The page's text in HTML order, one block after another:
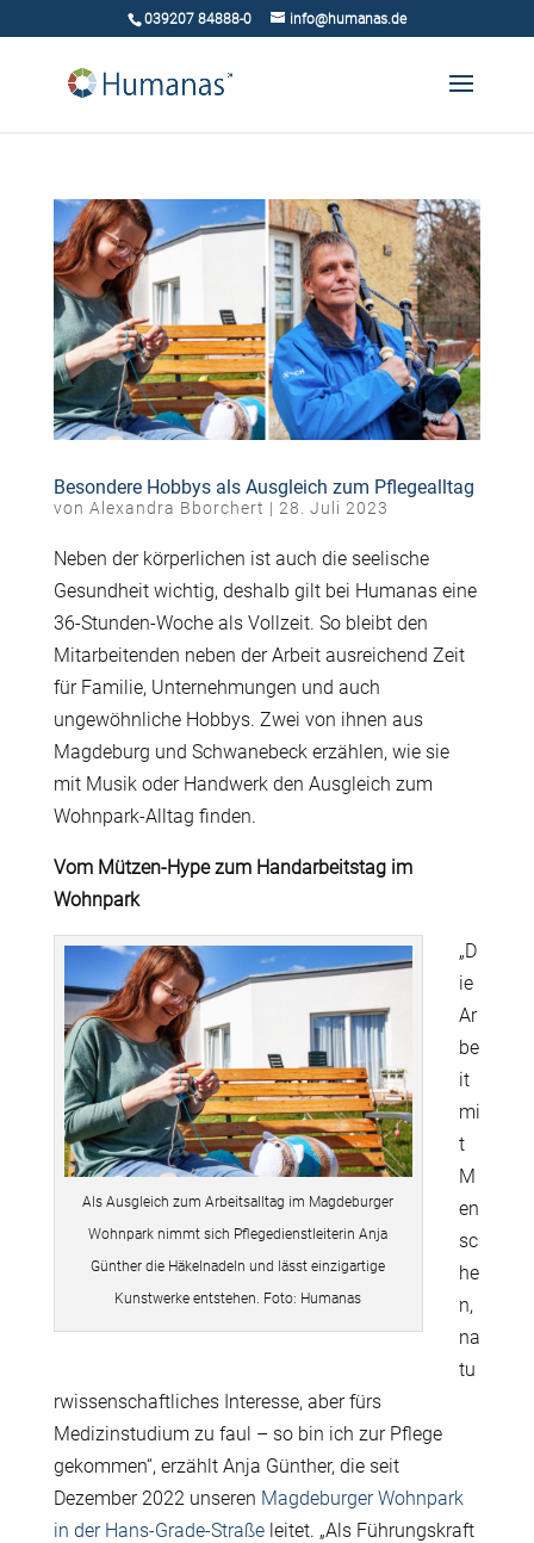
039207 84888-0 info@humanas.de
Besondere Hobbys als Ausgleich zum Pflegealltag
von Alexandra Bborchert | 28. Juli 2023
Neben der körperlichen ist auch die seelische
Gesundheit wichtig, deshalb gilt bei Humanas eine
36-Stunden-Woche als Vollzeit. So bleibt den
Mitarbeitenden neben der Arbeit ausreichend Zeit
für Familie, Unternehmungen und auch
ungewöhnliche Hobbys. Zwei von ihnen aus
Magdeburg und Schwanebeck erzählen, wie sie
mit Musik oder Handwerk den Ausgleich zum
Wohnpark-Alltag finden.
Vom Mützen-Hype zum Handarbeitstag im
Wohnpark
Als Ausgleich zum Arbeitsalltag im Magdeburger
Wohnpark nimmt sich Pflegedienstleiterin Anja
Günther die Häkelnadeln und lässt einzigartige
Kunstwerke entstehen. Foto: Humanas
„D
ie
Ar
be
it
mi
t
M
en
sc
he
n,
na
tu
rwissenschaftliches Interesse, aber fürs
Medizinstudium zu faul – so bin ich zur Pflege
gekommen“, erzählt Anja Günther, die seit
Dezember 2022 unseren Magdeburger Wohnpark
in der Hans-Grade-Straßeleitet. „Als Führungskraft